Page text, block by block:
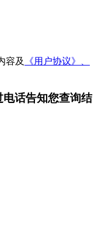
容及
《用户协议》、
话告知您查询结